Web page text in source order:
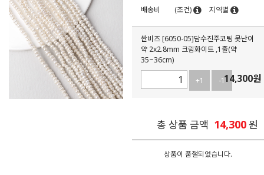
배송비
(조건) 지역별
싼비즈 [6050-05]담수진주코팅 못난이
약 2x2.8mm 크림화이트 ,1줄(약
35~36cm)
+1 -114,300원
총 상품 금액 14,300원
상품이 품절되었습니다.